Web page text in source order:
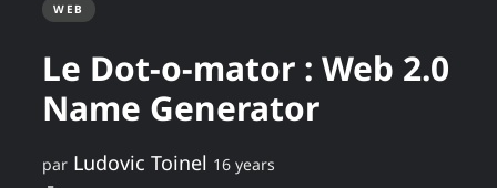
WEB
Le Dot-o-mator : Web 2.0
Name Generator
par Ludovic Toinel 16 years